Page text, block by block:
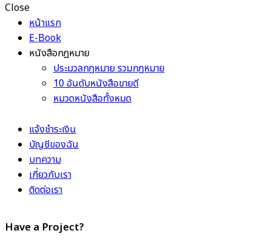
Close
หน้าแรก
E-Book
หนังสือกฎหมาย
ประมวลกฎหมาย รวมกฎหมาย
10 อันดับหนังสือขายดี
หมวดหนังสือทั้งหมด
แจ้งชำระเงิน
บัญชีของฉัน
บทความ
เกี่ยวกับเรา
ติดต่อเรา
Have a Project?